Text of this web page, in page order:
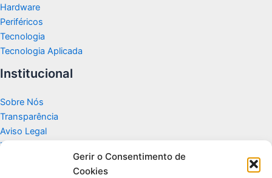
Gerir o Consentimento de
Cookies
Hardware
Periféricos
Tecnologia
Tecnologia Aplicada
Institucional
Sobre Nós
Transparência
Aviso Legal
Termos de Uso
Politicas de Privacidade e Cookies